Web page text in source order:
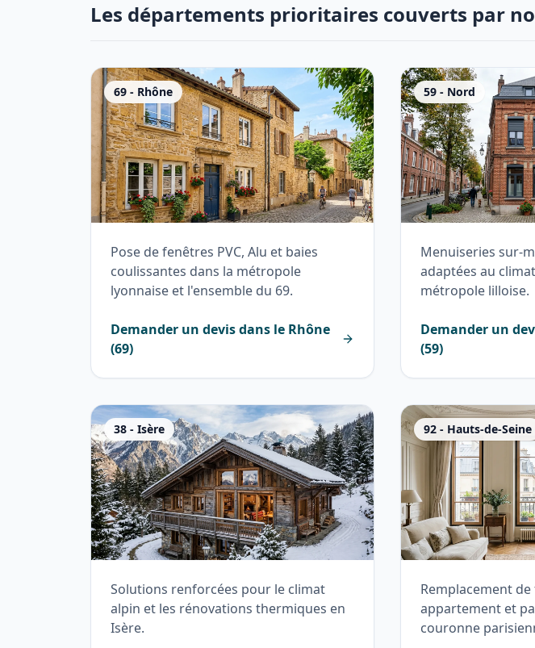
Les départements prioritaires couverts par
69 - Rhône
Pose de fenêtres PVC, Alu et baies
coulissantes dans la métropole
lyonnaise et l'ensemble du 69.
Demander un devis dans le Rhône
(69)
59 - Nord
Menuiseries sur-
adaptées au
métropole lilloise.
Demander un
(59)
38 - Isère
Solutions renforcées pour le climat
alpin et les rénovations thermiques en
Isère.
92 - Hauts-de-Seine
Remplacement
appartement et
couronne